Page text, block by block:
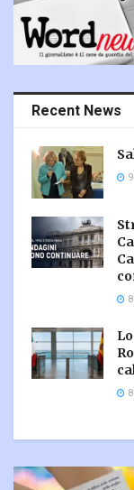
Recent News